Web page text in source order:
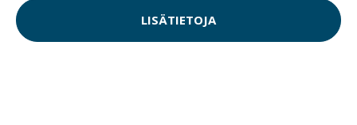
LISÄTIETOJA